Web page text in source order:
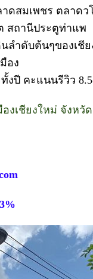
าดสมเพชร ตลาด
สถานีประตูท่าแพ
ลำดับต้นๆของเชีย
อง
งปี คะแนนรีวิว
งเชียงใหม่ จังหวั